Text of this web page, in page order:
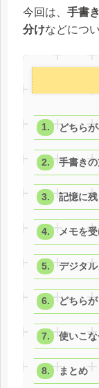
今回は、 手書
分けなどにつ
どちら
手書き
記憶に
メモを
デジタ
どちら
使いこ
まとめ